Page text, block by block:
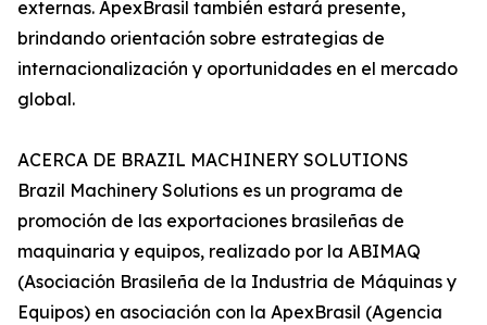
externas. ApexBrasil también estará presente,
brindando orientación sobre estrategias de
internacionalización y oportunidades en el mercado
global.
ACERCA DE BRAZIL MACHINERY SOLUTIONS
Brazil Machinery Solutions es un programa de
promoción de las exportaciones brasileñas de
maquinaria y equipos, realizado por la ABIMAQ
(Asociación Brasileña de la Industria de Máquinas y
Equipos) en asociación con la ApexBrasil (Agencia